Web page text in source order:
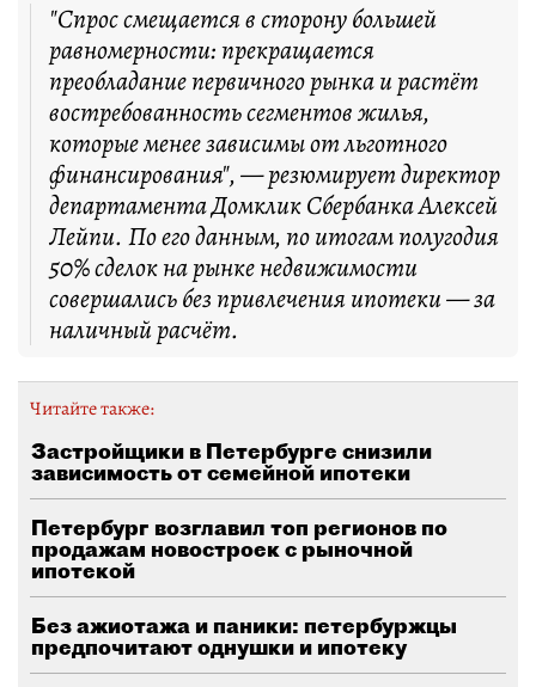
"Спрос смещается в сторону большей
равномерности: прекращается
преобладание первичного рынка и растёт
востребованность сегментов жилья,
которые менее зависимы от льготного
финансирования", — резюмирует директор
департамента Домклик Сбербанка Алексей
Лейпи. По его данным, по итогам полугодия
50% сделок на рынке недвижимости
совершались без привлечения ипотеки — за
наличный расчёт.
Читайте также:
Застройщики в Петербурге снизили
зависимость от семейной ипотеки
Петербург возглавил топ регионов по
продажам новостроек с рыночной
ипотекой
Без ажиотажа и паники: петербуржцы
предпочитают однушки и ипотеку